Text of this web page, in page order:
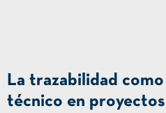
La trazabilidad
técnico en